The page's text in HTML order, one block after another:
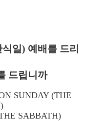
일) 예배를 드리
드립니까
SUNDAY (THE
SABBATH)